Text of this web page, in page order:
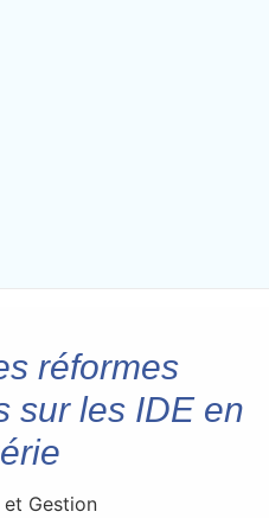
réformes
sur les IDE en
Gestion